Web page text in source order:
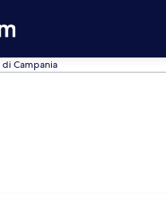
di Campania